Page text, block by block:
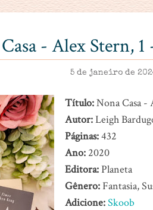
- Alex Stern,
5 de janeiro de
Título:Nona Casa -
Autor:Leigh
Páginas:432
Ano: 2020
Editora:Planeta
Gênero:Fantasia,
Adicione:Skoob